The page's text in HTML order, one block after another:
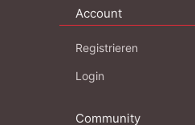
Account
Registrieren
Login
Community